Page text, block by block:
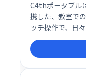
C4thポータブル
携した、教室で
ッチ操作で、日
的に行えます。
り、教員の業務
授業改善にも繋